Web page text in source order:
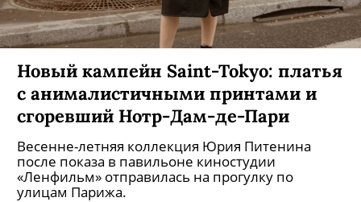
Новый кампейн Saint-Tokyo: платья
с анималистичными принтами и
сгоревший Нотр-Дам-де-Пари
Весенне-летняя коллекция Юрия Питенина
после показа в павильоне киностудии
«Ленфильм» отправилась на прогулку по
улицам Парижа.